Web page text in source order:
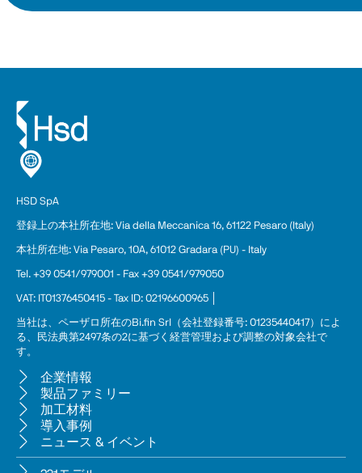
HSD SpA
登録上の本社所在地: Via della Meccanica 16, 61122 Pesaro (Italy)
本社所在地: Via Pesaro, 10A, 61012 Gradara (PU) - Italy
Tel. +39 0541/979001 - Fax +39 0541/979050
VAT: IT01376450415 - Tax ID: 02196600965 │
当社は、ペーザロ所在のBi.fin Srl（会社登録番号: 01235440417）によ
る、民法典第2497条の2に基づく経営管理および調整の対象会社で
す。
企業情報
製品ファミリー
加工材料
導入事例
ニュース & イベント